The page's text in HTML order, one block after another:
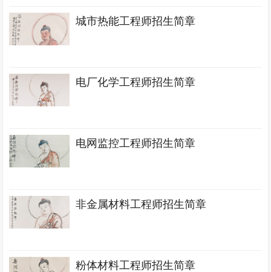
城市热能工程师招生简章
电厂化学工程师招生简章
电网监控工程师招生简章
非金属材料工程师招生简章
粉体材料工程师招生简章